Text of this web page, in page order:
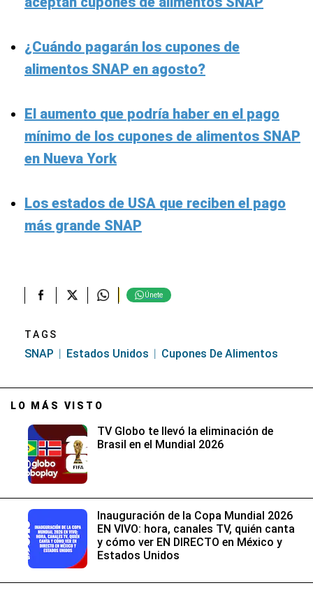
¿Cuándo pagarán los cupones de
alimentos SNAP en agosto?
El aumento que podría haber en el pago
mínimo de los cupones de alimentos SNAP
en Nueva York
Los estados de USA que reciben el pago
más grande SNAP
Únete
TAGS
SNAP Estados Unidos Cupones De Alimentos
LO MÁS VISTO
TV Globo te llevó la eliminación de
Brasil en el Mundial 2026
Inauguración de la Copa Mundial 2026
EN VIVO: hora, canales TV, quién canta
y cómo ver EN DIRECTO en México y
Estados Unidos